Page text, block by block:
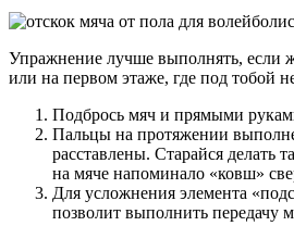
Упражнение лучше выполнять, если
или на первом этаже, где под тобой
Подбрось мяч и прямыми
Пальцы на протяжении
расставлены. Старайся делать
на мяче напоминало «ковш»
Для усложнения элемента
позволит выполнить передачу